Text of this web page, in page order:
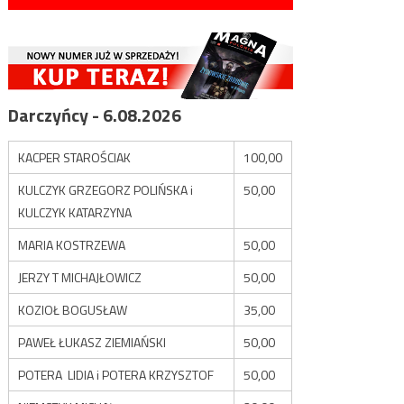
Darczyńcy - 6.08.2026
KACPER STAROŚCIAK
100,00
KULCZYK GRZEGORZ POLIŃSKA i
KULCZYK KATARZYNA
50,00
MARIA KOSTRZEWA
50,00
JERZY T MICHAJŁOWICZ
50,00
KOZIOŁ BOGUSŁAW
35,00
PAWEŁ ŁUKASZ ZIEMIAŃSKI
50,00
POTERA LIDIA i POTERA KRZYSZTOF
50,00